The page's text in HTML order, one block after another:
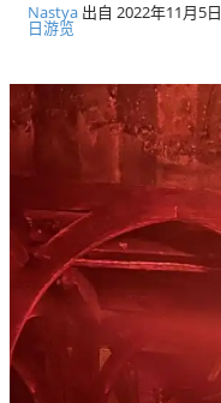
Nastya出自 2022年11月5日
日游览